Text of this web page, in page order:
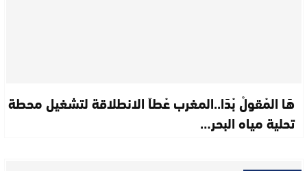
هَا المْقولْ بْدَا..المغرب عْطاَ الانطلاقة لتشغيل محطة
تحلية مياه البحر…